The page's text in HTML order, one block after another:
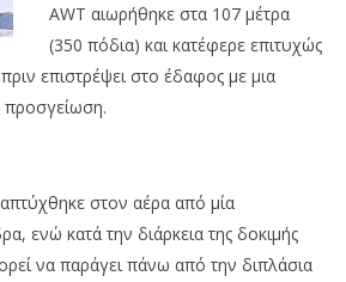
AWT αιωρήθηκε στα 107 μέτρα
(350 πόδια) και κατέφερε επιτυχώς
επιστρέψει στο έδαφος με μια
στον αέρα από μία
ενώ κατά την διάρκεια της δοκιμής
να παράγει πάνω από την διπλάσια